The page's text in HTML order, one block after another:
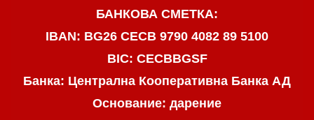
БАНКОВА СМЕТКА:
IBAN: BG26 CECB 9790 4082 89 5100
BIC: CECBBGSF
Банка: Централна Кооперативна Банка АД
Основание: дарение